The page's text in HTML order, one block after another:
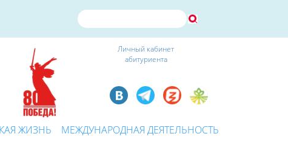
Личный кабинет
абитуриента
ЖИЗНЬ МЕЖДУНАРОДНАЯ ДЕЯТЕЛЬНОСТЬ